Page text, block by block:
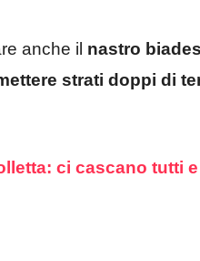
anche il nastro
strati doppi di
ci cascano tutti